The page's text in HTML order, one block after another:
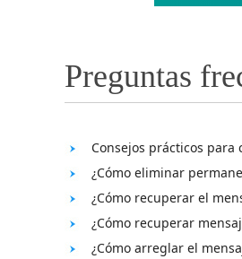
Preguntas
Consejos prácticos
¿Cómo eliminar
¿Cómo recuperar el
¿Cómo recuperar
¿Cómo arreglar el